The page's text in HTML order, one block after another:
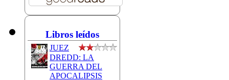
Libros leídos
JUEZ
DREDD: LA
GUERRA DEL
APOCALIPSIS